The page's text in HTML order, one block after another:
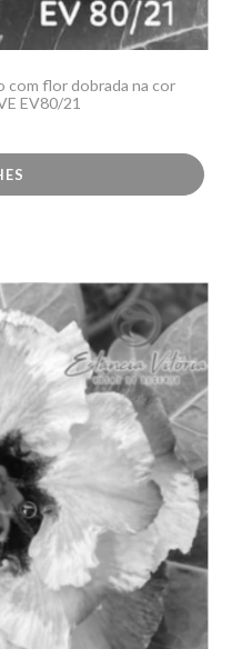
com flor dobrada na cor
EV80/21